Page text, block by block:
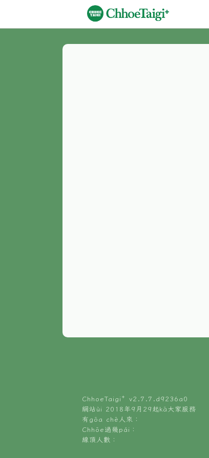
ChhoeTaigi⁺ v2.7.7.d9236a0
網站ùi 2018年9月29起kā大家服務
有gōa chē人來：
Chhōe過幾pái：
線頂人數：